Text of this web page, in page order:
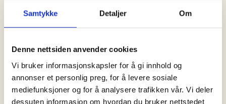
Samtykke Detaljer Om
Denne nettsiden anvender cookies
Vi bruker informasjonskapsler for å gi innhold og
annonser et personlig preg, for å levere sosiale
mediefunksjoner og for å analysere trafikken vår. Vi deler
dessuten informasjon om hvordan du bruker nettstedet
De historiske bygningene